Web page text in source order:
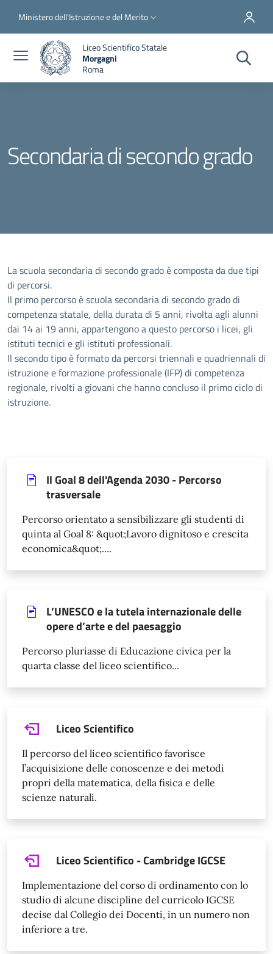
Slim top
Ministero dell'Istruzione e del Merito
Liceo Scientifico Statale
Morgagni
Roma
Secondaria di secondo grado
La scuola secondaria di secondo grado è composta da due tipi
di percorsi.
Il primo percorso è scuola secondaria di secondo grado di
competenza statale, della durata di 5 anni, rivolta agli alunni
dai 14 ai 19 anni, appartengono a questo percorso i licei, gli
istituti tecnici e gli istituti professionali.
Il secondo tipo è formato da percorsi triennali e quadriennali di
istruzione e formazione professionale (IFP) di competenza
regionale, rivolti a giovani che hanno concluso il primo ciclo di
istruzione.
Il Goal 8 dell'Agenda 2030 - Percorso
trasversale
Percorso orientato a sensibilizzare gli studenti di
quinta al Goal 8: &quot;Lavoro dignitoso e crescita
economica&quot;....
L’UNESCO e la tutela internazionale delle
opere d’arte e del paesaggio
Percorso pluriasse di Educazione civica per la
quarta classe del liceo scientifico...
Liceo Scientifico
Il percorso del liceo scientifico favorisce
l’acquisizione delle conoscenze e dei metodi
propri della matematica, della fisica e delle
scienze naturali.
Liceo Scientifico - Cambridge IGCSE
Implementazione del corso di ordinamento con lo
studio di alcune discipline del curricolo IGCSE
decise dal Collegio dei Docenti, in un numero non
inferiore a tre.